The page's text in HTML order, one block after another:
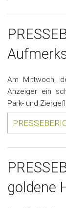
Am Mittwoch,
Anzeiger ein
Park- und
goldene